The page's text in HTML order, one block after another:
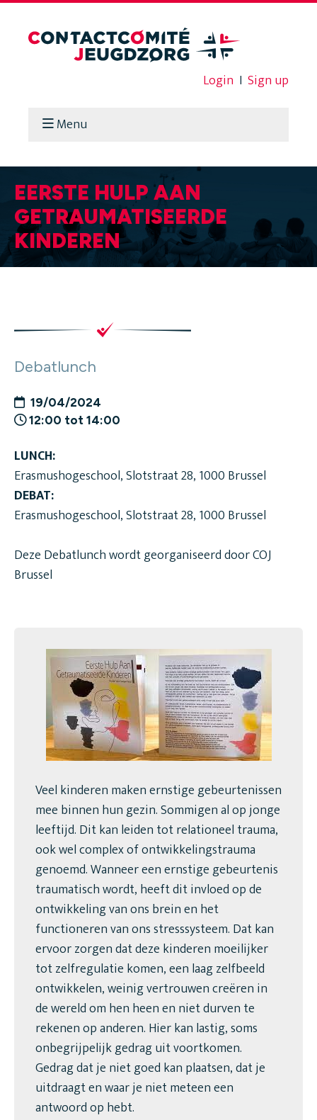
Login I Sign up
Menu
EERSTE HULP AAN
GETRAUMATISEERDE
KINDEREN
Debatlunch
19/04/2024
12:00 tot 14:00
LUNCH:
Erasmushogeschool, Slotstraat 28, 1000 Brussel
DEBAT:
Erasmushogeschool, Slotstraat 28, 1000 Brussel
Deze Debatlunch wordt georganiseerd door COJ
Brussel
Veel kinderen maken ernstige gebeurtenissen
mee binnen hun gezin. Sommigen al op jonge
leeftijd. Dit kan leiden tot relationeel trauma,
ook wel complex of ontwikkelingstrauma
genoemd. Wanneer een ernstige gebeurtenis
traumatisch wordt, heeft dit invloed op de
ontwikkeling van ons brein en het
functioneren van ons stresssysteem. Dat kan
ervoor zorgen dat deze kinderen moeilijker
tot zelfregulatie komen, een laag zelfbeeld
ontwikkelen, weinig vertrouwen creëren in
de wereld om hen heen en niet durven te
rekenen op anderen. Hier kan lastig, soms
onbegrijpelijk gedrag uit voortkomen.
Gedrag dat je niet goed kan plaatsen, dat je
uitdraagt en waar je niet meteen een
antwoord op hebt.